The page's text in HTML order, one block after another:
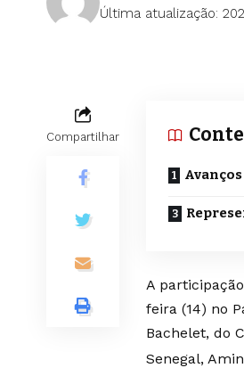
Última atualização:
Compartilhar
A
feira (14) no
Bachelet, do
Senegal,